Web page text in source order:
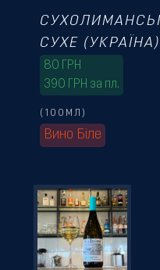
Вино Біле
(100МЛ)
СУХЕ (УКРАЇНА)
80 ГРН
390 ГРН за пл.